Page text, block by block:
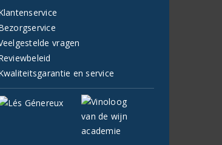
vragen
en service